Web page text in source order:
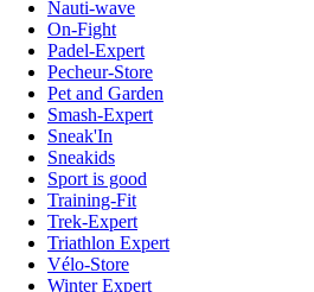
Nauti-wave
On-Fight
Padel-Expert
Pecheur-Store
Pet and Garden
Smash-Expert
Sneak'In
Sneakids
Sport is good
Training-Fit
Trek-Expert
Triathlon Expert
Vélo-Store
Winter Expert